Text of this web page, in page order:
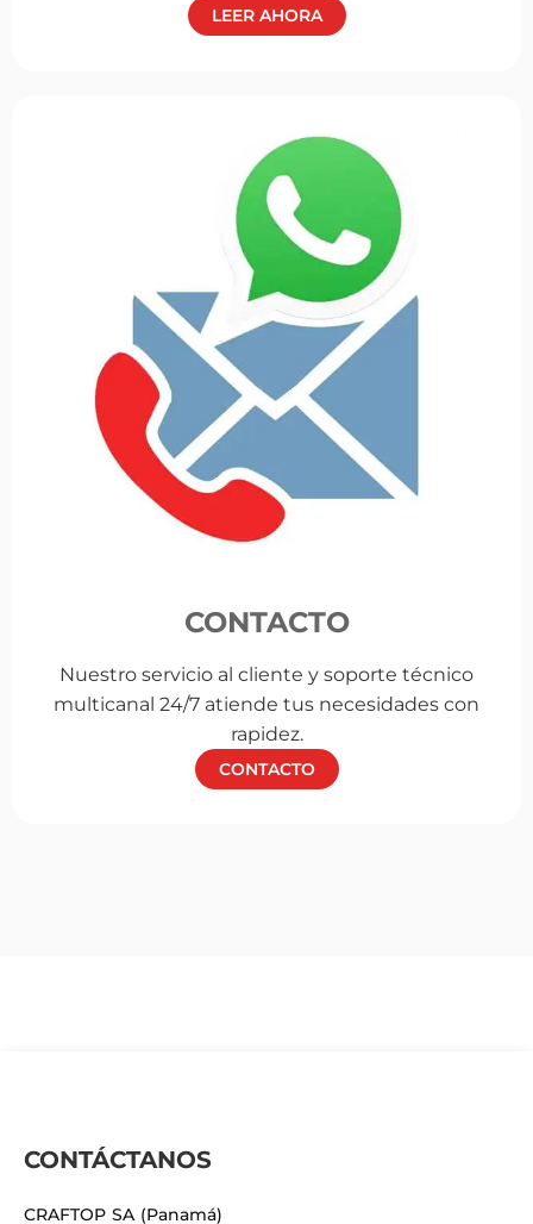
LEER AHORA
CONTACTO
Nuestro servicio al cliente y soporte técnico
multicanal 24/7 atiende tus necesidades con
rapidez.
CONTACTO
CONTÁCTANOS
CRAFTOP SA (Panamá)